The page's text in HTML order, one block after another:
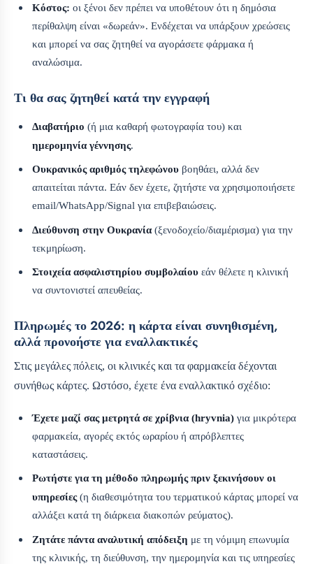
Κόστος: οι ξένοι δεν πρέπει να υποθέτουν ότι η δημόσια
περίθαλψη είναι «δωρεάν». Ενδέχεται να υπάρξουν χρεώσεις
και μπορεί να σας ζητηθεί να αγοράσετε φάρμακα ή
αναλώσιμα.
Τι θα σας ζητηθεί κατά την εγγραφή
Διαβατήριο (ή μια καθαρή φωτογραφία του) και
ημερομηνία γέννησης.
Ουκρανικός αριθμός τηλεφώνου βοηθάει, αλλά δεν
απαιτείται πάντα. Εάν δεν έχετε, ζητήστε να χρησιμοποιήσετε
email/WhatsApp/Signal για επιβεβαιώσεις.
Διεύθυνση στην Ουκρανία(ξενοδοχείο/διαμέρισμα) για την
τεκμηρίωση.
Στοιχεία ασφαλιστηρίου συμβολαίου εάν θέλετε η κλινική
να συντονιστεί απευθείας.
Πληρωμές το 2026: η κάρτα είναι συνηθισμένη,
αλλά προνοήστε για εναλλακτικές
Στις μεγάλες πόλεις, οι κλινικές και τα φαρμακεία δέχονται
συνήθως κάρτες. Ωστόσο, έχετε ένα εναλλακτικό σχέδιο:
Έχετε μαζί σας μετρητά σε χρίβνια (hryvnia) για μικρότερα
φαρμακεία, αγορές εκτός ωραρίου ή απρόβλεπτες
καταστάσεις.
Ρωτήστε για τη μέθοδο πληρωμής πριν ξεκινήσουν οι
υπηρεσίες(η διαθεσιμότητα του τερματικού κάρτας μπορεί να
αλλάξει κατά τη διάρκεια διακοπών ρεύματος).
Ζητάτε πάντα αναλυτική απόδειξη με τη νόμιμη επωνυμία
της κλινικής, τη διεύθυνση, την ημερομηνία και τις υπηρεσίες